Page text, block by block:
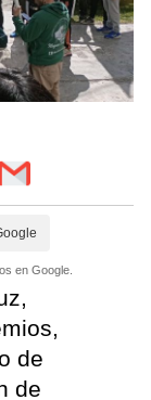
en Google.
de
de